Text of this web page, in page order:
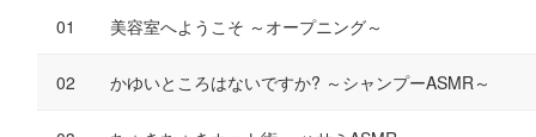
美容室へようこそ ～オープニング～
かゆいところはないですか? ～シャンプーASMR～